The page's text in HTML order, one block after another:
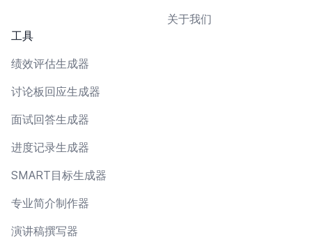
工具
绩效评估生成器
讨论板回应生成器
面试回答生成器
进度记录生成器
SMART目标生成器
专业简介制作器
演讲稿撰写器
关于我们